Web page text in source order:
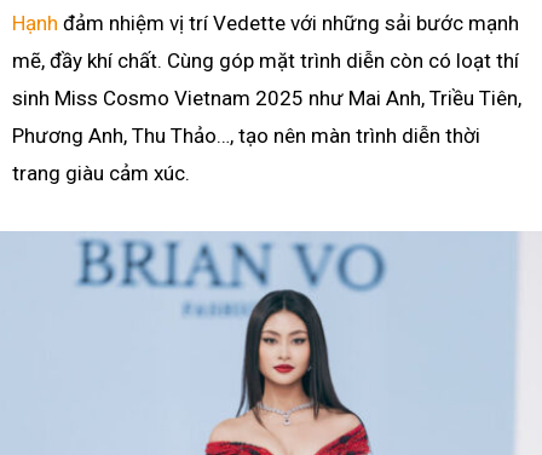
Hạnh đảm nhiệm vị trí Vedette với những sải bước mạnh
mẽ, đầy khí chất. Cùng góp mặt trình diễn còn có loạt thí
sinh Miss Cosmo Vietnam 2025 như Mai Anh, Triều Tiên,
Phương Anh, Thu Thảo…, tạo nên màn trình diễn thời
trang giàu cảm xúc.